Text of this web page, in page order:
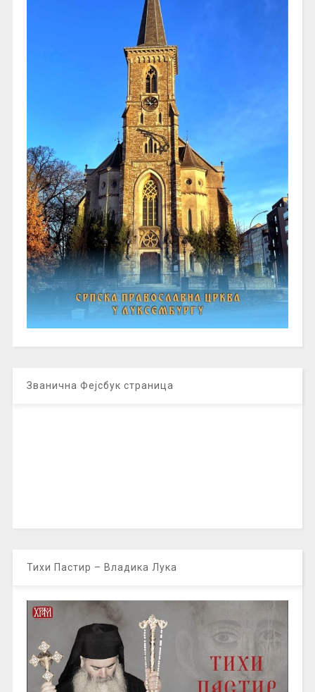
Званична Фејсбук страница
Тихи Пастир – Владика Лука